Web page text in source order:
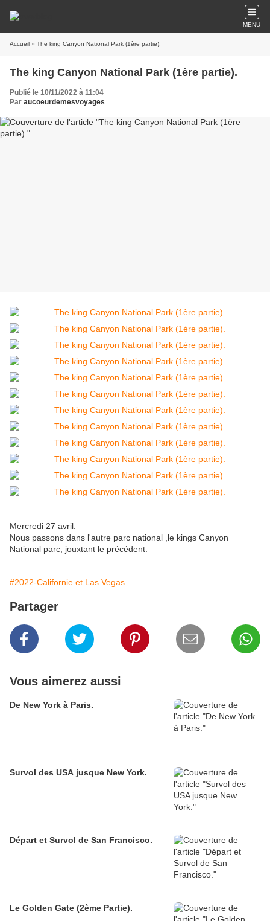
MENU
Accueil » The king Canyon National Park (1ère partie).
The king Canyon National Park (1ère partie).
Publié le 10/11/2022 à 11:04
Par aucoeurdemesvoyages
Mercredi 27 avril:
Nous passons dans l'autre parc national ,le kings Canyon
National parc, jouxtant le précédent.
#2022-Californie et Las Vegas.
Partager
Vous aimerez aussi
De New York à Paris.
Survol des USA jusque New York.
Départ et Survol de San Francisco.
Le Golden Gate (2ème Partie).